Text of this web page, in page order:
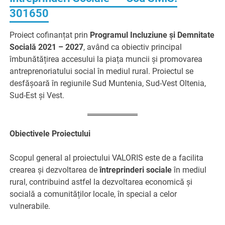
301650
Proiect cofinanțat prin Programul Incluziune și Demnitate
Socială 2021 – 2027, având ca obiectiv principal
îmbunătățirea accesului la piața muncii și promovarea
antreprenoriatului social în mediul rural. Proiectul se
desfășoară în regiunile Sud Muntenia, Sud-Vest Oltenia,
Sud-Est și Vest.
Obiectivele Proiectului
Scopul general al proiectului VALORIS este de a facilita
crearea și dezvoltarea deîntreprinderi sociale în mediul
rural, contribuind astfel la dezvoltarea economică și
socială a comunităților locale, în special a celor
vulnerabile.